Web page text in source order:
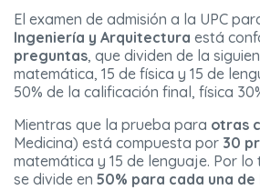
El examen de admisión a la UPC
Ingeniería y Arquitectura está
preguntas, que dividen de la
matemática, 15 de física y 15 de
50% de la calificación final, física
Mientras que la prueba para otras
Medicina) está compuesta por 30
matemática y 15 de lenguaje. Por
se divide en 50% para cada una